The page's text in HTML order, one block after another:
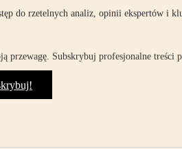
do rzetelnych analiz, opinii ekspertów i
przewagę. Subskrybuj profesjonalne treści